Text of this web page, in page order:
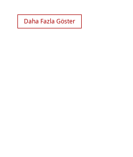
Daha Fazla Göster